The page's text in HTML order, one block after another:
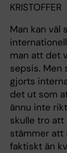
KRISTOFFER
Man kan väl
man att det
sepsis. Men
gjorts
det ut som
ännu inte
skulle tro att
stämmer att
faktiskt än